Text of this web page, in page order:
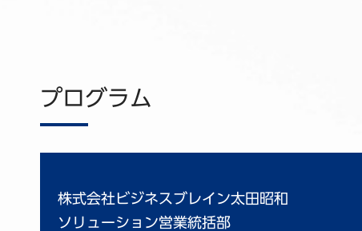
プログラム
株式会社ビジネスブレイン太田昭和
ソリューション営業統括部